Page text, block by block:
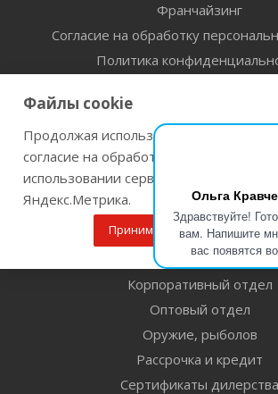
Ольга
Здравствуйте!
вам. Напишите
вас появятся
Франчайзинг
Согласие на обработку
Политика
Условия оплаты
Условия доставки
Прокат Инструмента
Гарантия на товар
Условия возврата
Корпоративный отдел
Оптовый отдел
Оружие, рыболов
Рассрочка и кредит
Сертификаты дилерства
Файлы cookie
Продолжая использовать наш сайт Вы
согласие на обработку файлов cookie и
использовании сервисов веб-аналитики
Яндекс.Метрика.
Принимаю Подробнее